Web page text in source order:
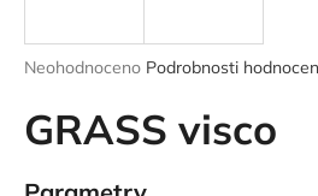
Průměrné
produktu
je
z
Neohodnoceno Podrobnosti
GRASS visco
j
t
?